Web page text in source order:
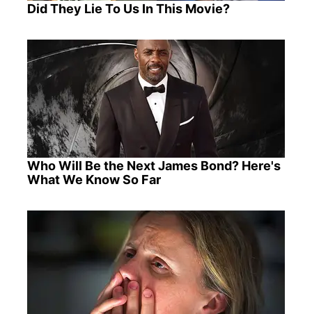
Did They Lie To Us In This Movie?
Who Will Be the Next James Bond? Here's
What We Know So Far